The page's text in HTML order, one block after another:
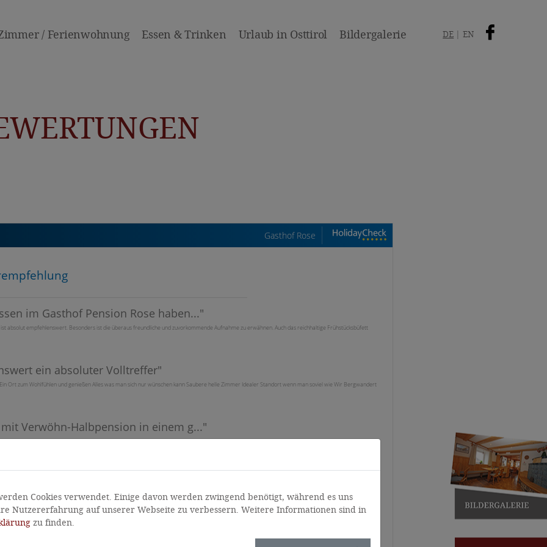
/ Ferienwohnung Essen & Trinken Urlaub in Osttirol Bildergalerie DE EN
Gasthof Rose
im Gasthof Pension Rose haben..."
absolut empfehlenswert. Besonders ist die überaus freundliche und zuvorkommende Aufnahme zu erwähnen. Auch das reichhaltige Frühstücksbüfett
ein absoluter Volltreffer"
Ort zum Wohlfühlen und genießen Alles was man sich nur wünschen kann Saubere helle Zimmer Idealer Standort wenn man soviel wie Wir Bergwandert
Verwöhn-Halbpension in einem g..."
Wir wurden herzlich empfangen und bestens umsorgt, und kulinarisch mehr als verwöhnt. Sicherlich waren wir nicht das letzte Mal da!
Wandern Top Unterkunft"
Cookies verwendet. Einige davon werden zwingend benötigt, während es uns
Nutzererfahrung auf unserer Webseite zu verbessern. Weitere Informationen sind in
zu finden.